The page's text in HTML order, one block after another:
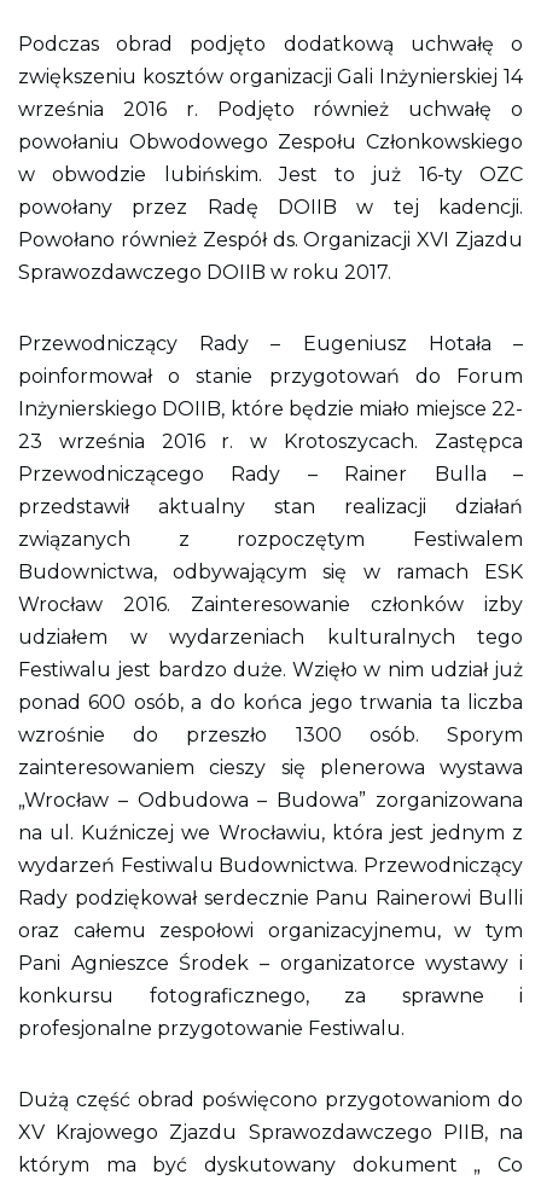
Podczas obrad podjęto dodatkową uchwałę o
zwiększeniu kosztów organizacji Gali Inżynierskiej 14
września 2016 r. Podjęto również uchwałę o
powołaniu Obwodowego Zespołu Członkowskiego
w obwodzie lubińskim. Jest to już 16-ty OZC
powołany przez Radę DOIIB w tej kadencji.
Powołano również Zespół ds. Organizacji XVI Zjazdu
Sprawozdawczego DOIIB w roku 2017.
Przewodniczący Rady – Eugeniusz Hotała –
poinformował o stanie przygotowań do Forum
Inżynierskiego DOIIB, które będzie miało miejsce 22-
23 września 2016 r. w Krotoszycach. Zastępca
Przewodniczącego Rady – Rainer Bulla –
przedstawił aktualny stan realizacji działań
związanych z rozpoczętym Festiwalem
Budownictwa, odbywającym się w ramach ESK
Wrocław 2016. Zainteresowanie członków izby
udziałem w wydarzeniach kulturalnych tego
Festiwalu jest bardzo duże. Wzięło w nim udział już
ponad 600 osób, a do końca jego trwania ta liczba
wzrośnie do przeszło 1300 osób. Sporym
zainteresowaniem cieszy się plenerowa wystawa
„Wrocław – Odbudowa – Budowa” zorganizowana
na ul. Kuźniczej we Wrocławiu, która jest jednym z
wydarzeń Festiwalu Budownictwa. Przewodniczący
Rady podziękował serdecznie Panu Rainerowi Bulli
oraz całemu zespołowi organizacyjnemu, w tym
Pani Agnieszce Środek – organizatorce wystawy i
konkursu fotograficznego, za sprawne i
profesjonalne przygotowanie Festiwalu.
Dużą część obrad poświęcono przygotowaniom do
XV Krajowego Zjazdu Sprawozdawczego PIIB, na
którym ma być dyskutowany dokument „ Co